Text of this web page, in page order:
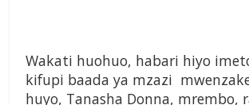
Wakati huohuo, habari hiyo
kifupi baada ya mzazi
huyo, Tanasha Donna, mrembo,